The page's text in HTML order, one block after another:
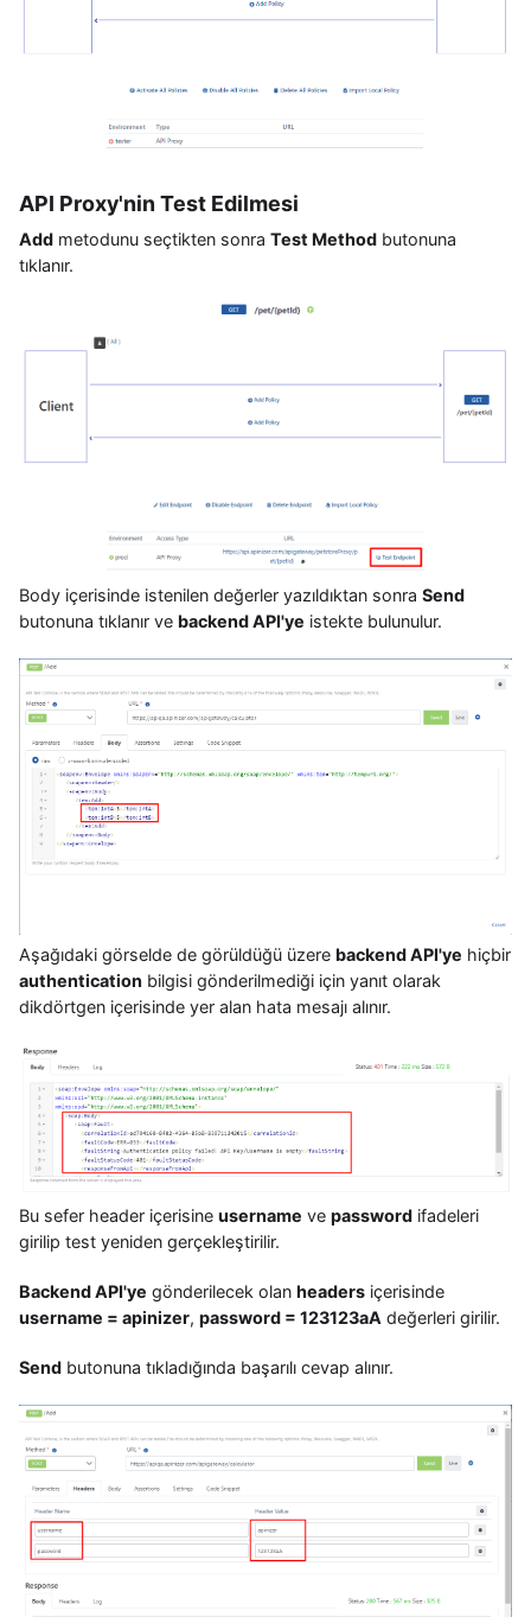
API Proxy'nin Test Edilmesi
Add metodunu seçtikten sonra Test Method butonuna
tıklanır.
Body içerisinde istenilen değerler yazıldıktan sonra Send
butonuna tıklanır ve backend API'ye istekte bulunulur.
Aşağıdaki görselde de görüldüğü üzere backend API'ye hiçbir
authentication bilgisi gönderilmediği için yanıt olarak
dikdörtgen içerisinde yer alan hata mesajı alınır.
Bu sefer header içerisine username ve password ifadeleri
girilip test yeniden gerçekleştirilir.
Backend API'ye gönderilecek olan headers içerisinde
username = apinizer, password = 123123aA değerleri girilir.
Send butonuna tıkladığında başarılı cevap alınır.